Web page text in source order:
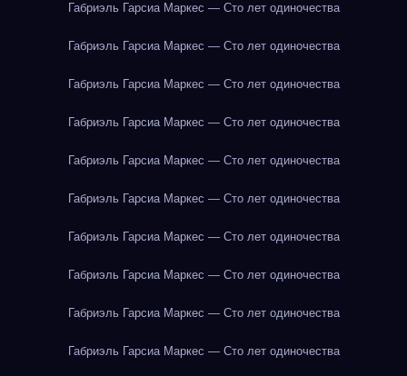
Габриэль Гарсиа Маркес — Сто лет одиночества
Габриэль Гарсиа Маркес — Сто лет одиночества
Габриэль Гарсиа Маркес — Сто лет одиночества
Габриэль Гарсиа Маркес — Сто лет одиночества
Габриэль Гарсиа Маркес — Сто лет одиночества
Габриэль Гарсиа Маркес — Сто лет одиночества
Габриэль Гарсиа Маркес — Сто лет одиночества
Габриэль Гарсиа Маркес — Сто лет одиночества
Габриэль Гарсиа Маркес — Сто лет одиночества
Габриэль Гарсиа Маркес — Сто лет одиночества